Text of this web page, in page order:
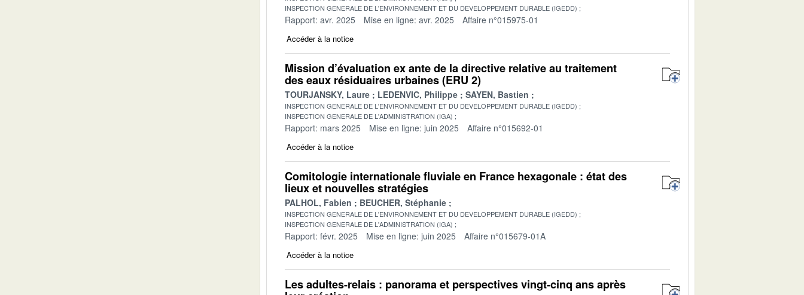
INSPECTION GENERALE DE L'ENVIRONNEMENT ET DU DEVELOPPEMENT DURABLE (IGEDD)
Rapport: avr. 2025 Mise en ligne: avr. 2025 Affaire n°015975-01
Accéder à la notice
Mission d’évaluation ex ante de la directive relative au traitement
des eaux résiduaires urbaines (ERU 2)
TOURJANSKY, Laure LEDENVIC, Philippe SAYEN, Bastien
INSPECTION GENERALE DE L'ENVIRONNEMENT ET DU DEVELOPPEMENT DURABLE (IGEDD)
INSPECTION GENERALE DE L'ADMINISTRATION (IGA)
Rapport: mars 2025 Mise en ligne: juin 2025 Affaire n°015692-01
Accéder à la notice
Comitologie internationale fluviale en France hexagonale : état des
lieux et nouvelles stratégies
PALHOL, Fabien BEUCHER, Stéphanie
INSPECTION GENERALE DE L'ENVIRONNEMENT ET DU DEVELOPPEMENT DURABLE (IGEDD)
INSPECTION GENERALE DE L'ADMINISTRATION (IGA)
Rapport: févr. 2025 Mise en ligne: juin 2025 Affaire n°015679-01A
Accéder à la notice
Les adultes-relais : panorama et perspectives vingt-cinq ans après